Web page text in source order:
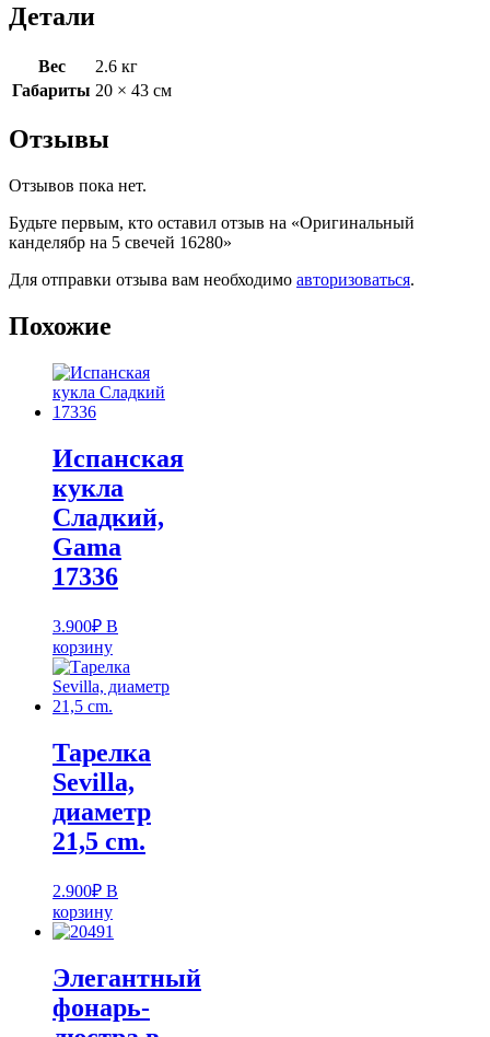
Детали
Вес
2.6 кг
Габариты 20 × 43 см
Отзывы
Отзывов пока нет.
Будьте первым, кто оставил отзыв на «Оригинальный
канделябр на 5 свечей 16280»
Для отправки отзыва вам необходимо авторизоваться.
Похожие
Испанская
кукла
Cладкий,
Gama
17336
3.900₽ В
корзину
Тарелка
Sevilla,
диаметр
21,5 cm.
2.900₽ В
корзину
Элегантный
фонарь-